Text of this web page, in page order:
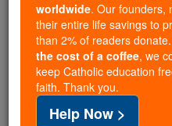
Online, Catholic Online
Catholic Online Learning
tools serving over2.2
families worldwide. Our
just gave their entire life
worldwide. Our founders,
their entire life savings to
than 2% of readers
the cost of a coffee, we
keep Catholic education
faith. Thank you.
Help Now >